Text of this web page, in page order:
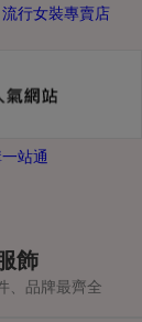
行女裝專賣店
站通
飾
、品牌最齊全